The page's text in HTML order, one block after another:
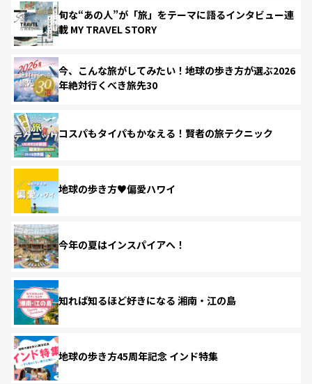
旬な“あの人”が「旅」をテーマに語るインタビュー連
載 MY TRAVEL STORY
今、こんな旅がしてみたい！地球の歩き方が選ぶ2026
年絶対行くべき旅先30
コスパもタイパもかなえる！賢者の旅テクニック
地球の歩き方♥偏愛ハワイ
今年の夏はインスパイアへ！
知れば知るほど好きになる 湘南・江の島
地球の歩き方45周年記念 インド特集